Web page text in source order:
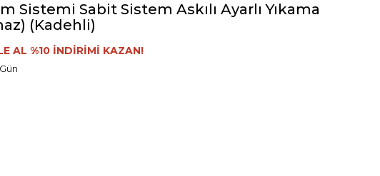
Sistemi Sabit Sistem Askılı Ayarlı Yıkama
(Kadehli)
AL %10 İNDİRİMİ KAZAN!